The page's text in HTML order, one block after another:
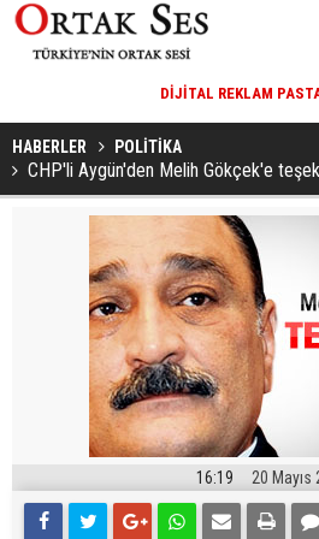
DIJITAL REKLAM
HABERLER POLİTİKA
CHP'li Aygün'den Melih Gökçek'e
16:19 20 Mayıs